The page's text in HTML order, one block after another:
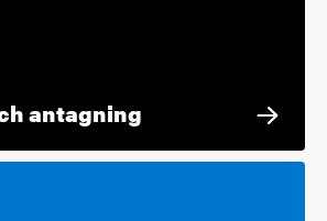
antagning